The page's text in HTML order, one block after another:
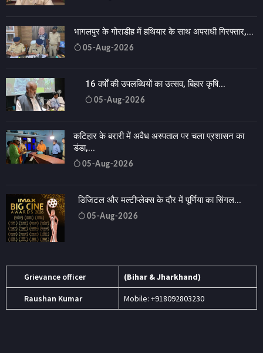
भागलपुर के गोराडीह में हथियार के साथ अपराधी गिरफ्तार,...
05-Aug-2026
16 वर्षों की उपलब्धियों का उत्सव, बिहार कृषि...
05-Aug-2026
कटिहार के बरारी में अवैध अस्पताल पर चला प्रशासन का
डंडा,...
05-Aug-2026
डिजिटल और मल्टीप्लेक्स के दौर में पूर्णिया का सिंगल...
05-Aug-2026
Grievance officer (Bihar & Jharkhand)
Raushan Kumar Mobile: +918092803230